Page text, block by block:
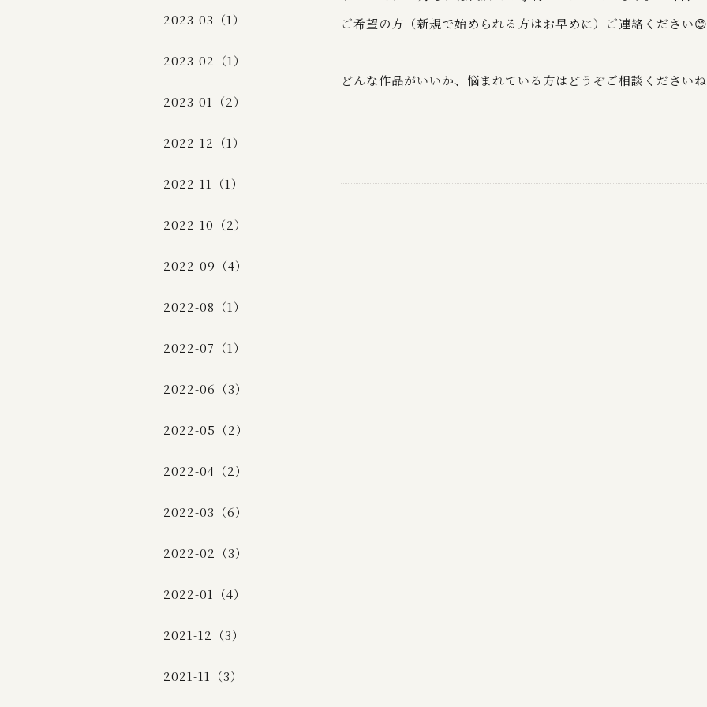
ご希望の方（新規で始められる方はお早めに）ご連絡ください😊
どんな作品がいいか、悩まれている方はどうぞご相談ください
2023-03（1）
2023-02（1）
2023-01（2）
2022-12（1）
2022-11（1）
2022-10（2）
2022-09（4）
2022-08（1）
2022-07（1）
2022-06（3）
2022-05（2）
2022-04（2）
2022-03（6）
2022-02（3）
2022-01（4）
2021-12（3）
2021-11（3）